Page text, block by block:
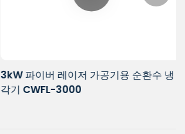
3kW 파이버 레이저 가공기용 순환수 냉
각기 CWFL-3000